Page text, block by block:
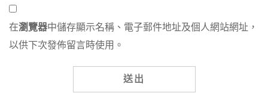
在瀏覽器中儲存顯示名稱、電子郵件地址及個人網站網址，
以供下次發佈留言時使用。